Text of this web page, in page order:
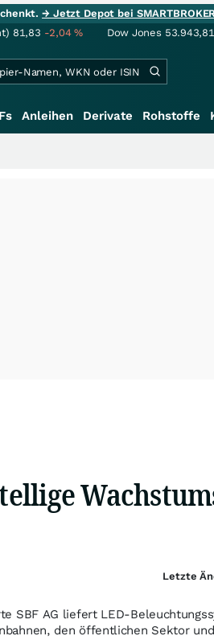
→ Jetzt Depot bei
81,83 -2,04% Dow Jones 53.943,81
Anleihen Derivate Rohstoffe
SBF AG liefert LED-
den öffentlichen Sektor
Letzte